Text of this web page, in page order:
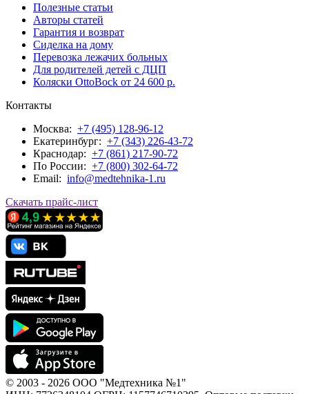
Полезные статьи
Авторы статей
Гарантия и возврат
Сиделка на дому
Перевозка лежачих больных
Для родителей детей с ДЦП
Коляски OttoBock от 24 600 р.
Контакты
Москва: +7 (495) 128-96-12
Екатеринбург: +7 (343) 226-43-72
Краснодар: +7 (861) 217-90-72
По Росcии: +7 (800) 302-64-72
Email: info@medtehnika-1.ru
Скачать прайс-лист
© 2003 - 2026 ООО "Медтехника №1"